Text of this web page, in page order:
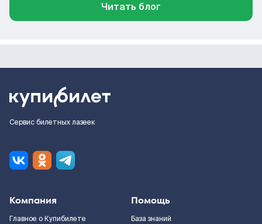
Читать блог
Сервис билетных лазеек
Компания
Главное о Купибилете
Помощь
База знаний